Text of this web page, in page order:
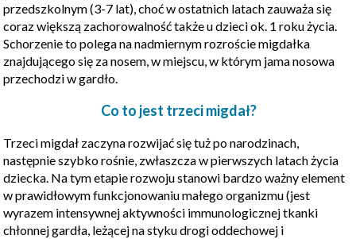
przedszkolnym (3-7 lat), choć w ostatnich latach zauważa się
coraz większą zachorowalność także u dzieci ok. 1 roku życia.
Schorzenie to polega na nadmiernym rozroście migdałka
znajdującego się za nosem, w miejscu, w którym jama nosowa
przechodzi w gardło.
Co to jest trzeci migdał?
Trzeci migdał zaczyna rozwijać się tuż po narodzinach,
następnie szybko rośnie, zwłaszcza w pierwszych latach życia
dziecka. Na tym etapie rozwoju stanowi bardzo ważny element
w prawidłowym funkcjonowaniu małego organizmu (jest
wyrazem intensywnej aktywności immunologicznej tkanki
chłonnej gardła, leżącej na styku drogi oddechowej i